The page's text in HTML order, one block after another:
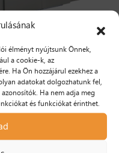
élményt nyújtsunk Önnek,
a cookie-k, az
Ha Ön hozzájárul ezekhez a
adatokat dolgozhatunk fel,
Ha nem adja meg
és funkciókat érinthet.
mm x 1.600-3.100